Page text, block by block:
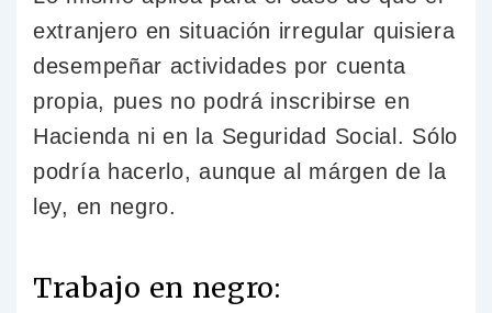
extranjero en situación irregular quisiera
desempeñar actividades por cuenta
propia, pues no podrá inscribirse en
Hacienda ni en la Seguridad Social. Sólo
podría hacerlo, aunque al márgen de la
ley, en negro.
Trabajo en negro: